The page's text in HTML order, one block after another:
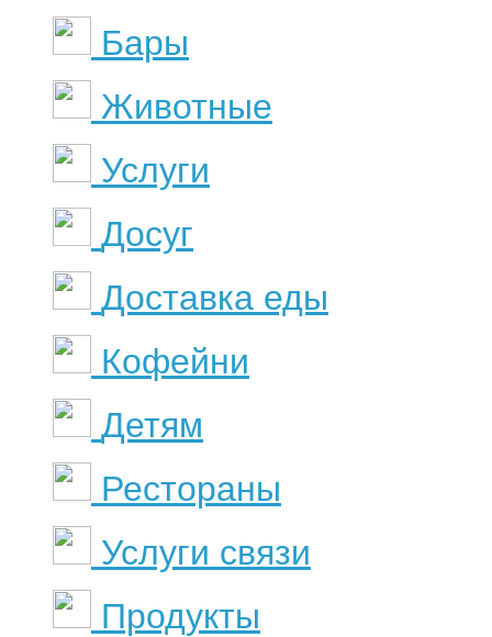
Бары
Животные
Услуги
Досуг
Доставка еды
Кофейни
Детям
Рестораны
Услуги связи
Продукты